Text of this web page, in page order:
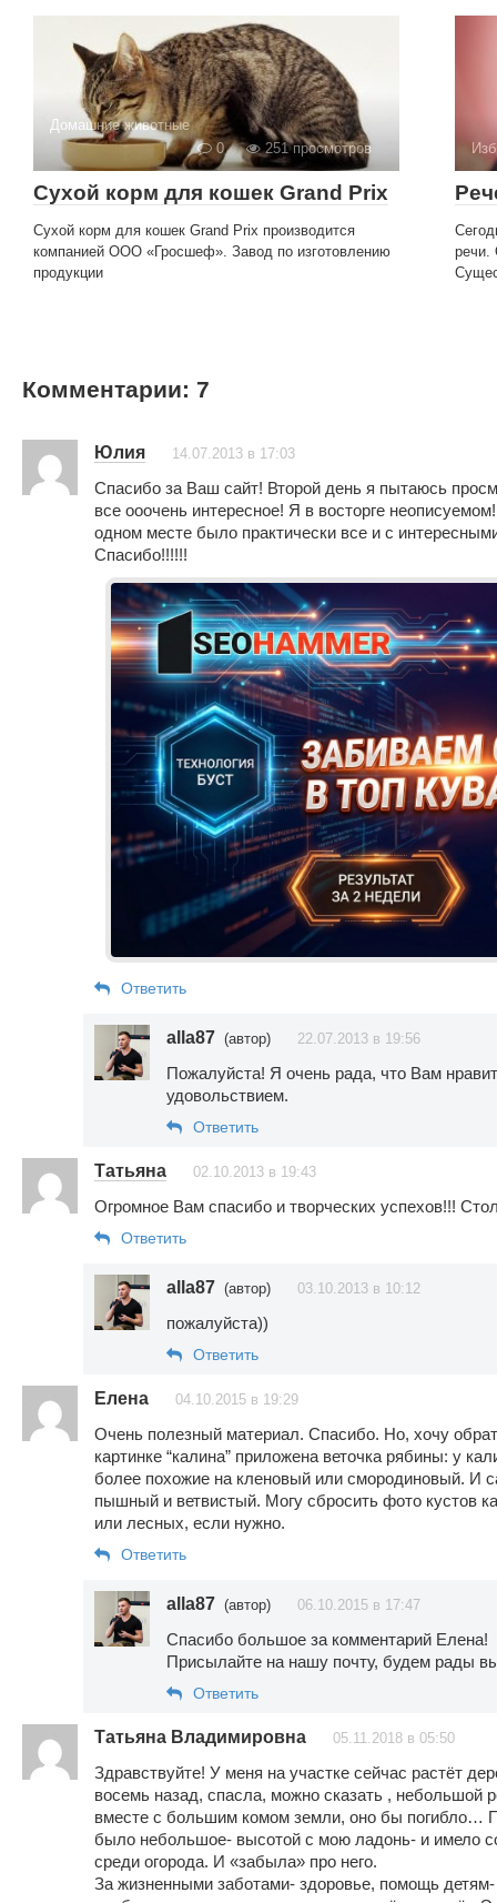
Домашние животные
0
251 просмотров
Сухой корм для кошек Grand Prix
Сухой корм для кошек Grand Prix производится
компанией ООО «Гросшеф». Завод по изготовлению
продукции
речи.
Комментарии: 7
Юлия 14.07.2013 в 17:03
Спасибо за Ваш сайт! Второй день я пытаюсь
все ооочень интересное! Я в восторге
одном месте было практически все и с
Спасибо!!!!!!
Ответить
alla87 (автор) 22.07.2013 в 19:56
Пожалуйста! Я очень рада, что Вам
удовольствием.
Ответить
Татьяна 02.10.2013 в 19:43
Огромное Вам спасибо и творческих успехов!!!
Ответить
alla87 (автор) 03.10.2013 в 10:12
пожалуйста))
Ответить
Елена 04.10.2015 в 19:29
Очень полезный материал. Спасибо. Но, хочу
картинке “калина” приложена веточка рябины: у
более похожие на кленовый или смородиновый. И
пышный и ветвистый. Могу сбросить фото кустов
или лесных, если нужно.
Ответить
alla87 (автор) 06.10.2015 в 17:47
Спасибо большое за комментарий Елена!
Присылайте на нашу почту, будем рады
Ответить
Татьяна Владимировна 05.11.2018 в 05:50
Здравствуйте! У меня на участке сейчас растёт
восемь назад, спасла, можно сказать , небольшой
вместе с большим комом земли, оно бы погибло…
было небольшое- высотой с мою ладонь- и имело
среди огорода. И «забыла» про него.
За жизненными заботами- здоровье, помощь